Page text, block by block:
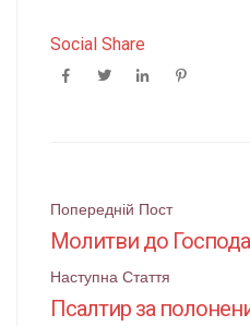
Social Share
Поштова
навігація
Попередній Пост
Молитви до Господа
Наступна Стаття